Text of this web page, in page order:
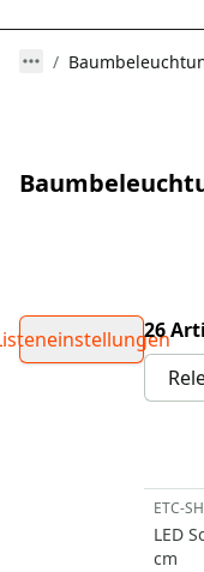
26
ETC-
LED
cm